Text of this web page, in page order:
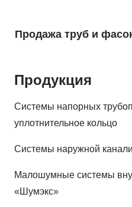
Продажа труб и
Продукция
Системы напорных
уплотнительное кольцо
Системы наружной
Малошумные системы
«Шумэкс»